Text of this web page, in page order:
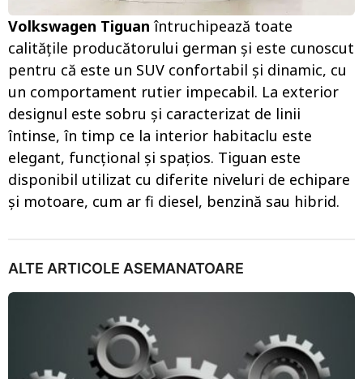
Volkswagen Tiguan întruchipează toate
calitățile producătorului german și este cunoscut
pentru că este un SUV confortabil și dinamic, cu
un comportament rutier impecabil. La exterior
designul este sobru și caracterizat de linii
întinse, în timp ce la interior habitaclu este
elegant, funcțional și spațios. Tiguan este
disponibil utilizat cu diferite niveluri de echipare
și motoare, cum ar fi diesel, benzină sau hibrid.
ALTE ARTICOLE ASEMANATOARE